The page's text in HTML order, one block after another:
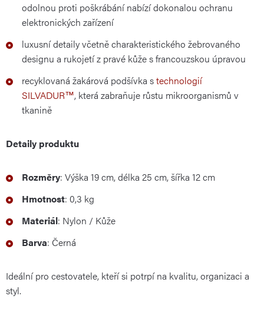
odolnou proti poškrábání nabízí dokonalou ochranu
elektronických zařízení
luxusní detaily včetně charakteristického žebrovaného
designu a rukojetí z pravé kůže s francouzskou úpravou
recyklovaná žakárová podšívka stechnologií
SILVADUR™, která zabraňuje růstu mikroorganismů v
tkanině
Detaily produktu
Rozměry: Výška 19 cm, délka 25 cm, šířka 12 cm
Hmotnost: 0,3 kg
Materiál: Nylon / Kůže
Barva: Černá
Ideální pro cestovatele, kteří si potrpí na kvalitu, organizaci a
styl.